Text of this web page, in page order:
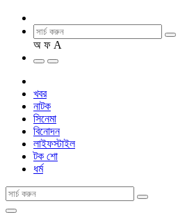
অ ফ A
খবর
নাটক
সিনেমা
বিনোদন
লাইফস্টাইল
টক শো
ধর্ম